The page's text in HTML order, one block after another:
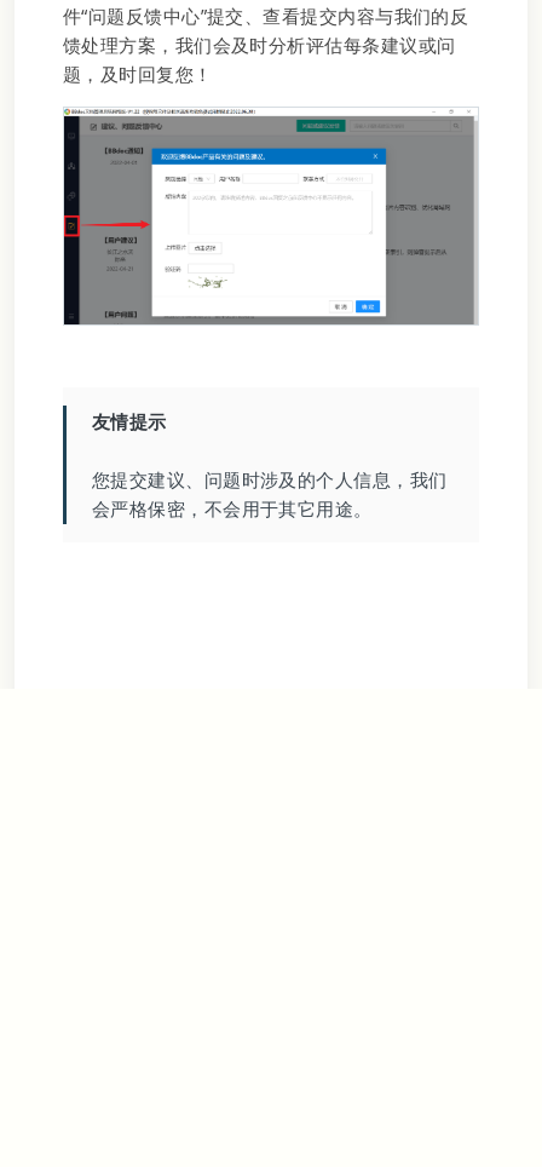
件“问题反馈中心”提交、查看提交内容与我们的反
馈处理方案，我们会及时分析评估每条建议或问
题，及时回复您！
友情提示
您提交建议、问题时涉及的个人信息，我们
会严格保密，不会用于其它用途。